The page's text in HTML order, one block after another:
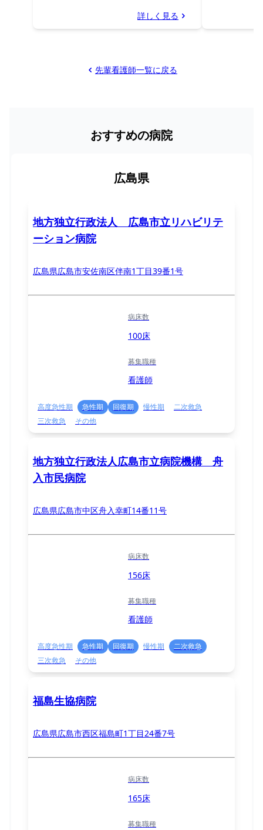
詳しく見る
先輩看護師一覧に戻る
おすすめの病院
広島県
地方独立行政法人 広島市立リハビリテ
ーション病院
広島県広島市安佐南区伴南1丁目39番1号
病床数
100床
募集職種
看護師
高度急性期 急性期 回復期 慢性期
二次救急
三次救急
その他
地方独立行政法人広島市立病院機構 舟
入市民病院
広島県広島市中区舟入幸町14番11号
病床数
156床
募集職種
看護師
高度急性期 急性期 回復期 慢性期
二次救急
三次救急
その他
福島生協病院
広島県広島市西区福島町1丁目24番7号
病床数
165床
募集職種